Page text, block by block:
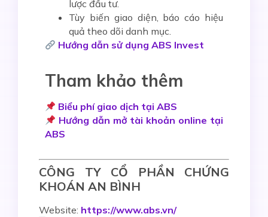
lược đầu tư.
Tùy biến giao diện, báo cáo hiệu
quả theo dõi danh mục.
Hướng dẫn sử dụng ABS Invest
Tham khảo thêm
Biểu phí giao dịch tại ABS
Hướng dẫn mở tài khoản online tại
ABS
CÔNG TY CỔ PHẦN CHỨNG
KHOÁN AN BÌNH
Website: https://www.abs.vn/